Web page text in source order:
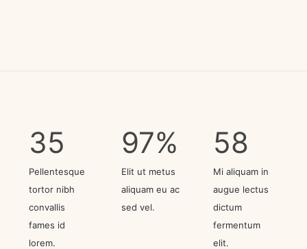
35
Pellentesque
tortor nibh
convallis
fames id
lorem.
97%
Elit ut metus
aliquam eu ac
sed vel.
58
Mi aliquam in
augue lectus
dictum
fermentum
elit.